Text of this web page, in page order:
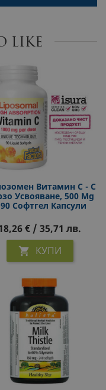
LIKE
Витамин С - С
Усвояване, 500 Mg
Софтгел Капсули
€ / 35,71 лв.
 КУПИ